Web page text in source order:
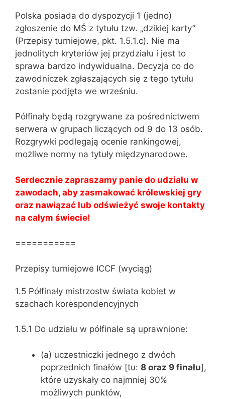
Polska posiada do dyspozycji 1 (jedno)
zgłoszenie do MŚ z tytułu tzw. „dzikiej karty”
(Przepisy turniejowe, pkt. 1.5.1.c). Nie ma
jednolitych kryteriów jej przydziału i jest to
sprawa bardzo indywidualna. Decyzja co do
zawodniczek zgłaszających się z tego tytułu
zostanie podjęta we wrześniu.
Półfinały będą rozgrywane za pośrednictwem
serwera w grupach liczących od 9 do 13 osób.
Rozgrywki podlegają ocenie rankingowej,
możliwe normy na tytuły międzynarodowe.
Serdecznie zapraszamy panie do udziału w
zawodach, aby zasmakować królewskiej gry
oraz nawiązać lub odświeżyć swoje kontakty
na całym świecie!
===========
Przepisy turniejowe ICCF (wyciąg)
1.5 Półfinały mistrzostw świata kobiet w
szachach korespondencyjnych
1.5.1 Do udziału w półfinale są uprawnione:
(a) uczestniczki jednego z dwóch
poprzednich finałów [tu: 8 oraz 9 finału],
które uzyskały co najmniej 30%
możliwych punktów,